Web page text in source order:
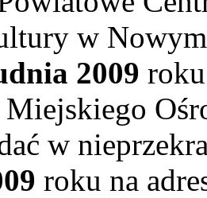
w
2009
Miejskiego
w
roku na